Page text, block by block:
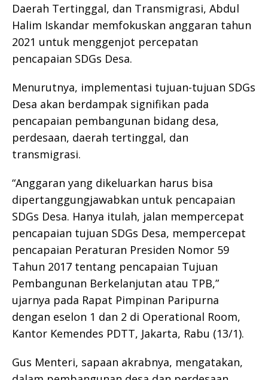
Daerah Tertinggal, dan Transmigrasi, Abdul
Halim Iskandar memfokuskan anggaran tahun
2021 untuk menggenjot percepatan
pencapaian SDGs Desa.
Menurutnya, implementasi tujuan-tujuan SDGs
Desa akan berdampak signifikan pada
pencapaian pembangunan bidang desa,
perdesaan, daerah tertinggal, dan
transmigrasi.
“Anggaran yang dikeluarkan harus bisa
dipertanggungjawabkan untuk pencapaian
SDGs Desa. Hanya itulah, jalan mempercepat
pencapaian tujuan SDGs Desa, mempercepat
pencapaian Peraturan Presiden Nomor 59
Tahun 2017 tentang pencapaian Tujuan
Pembangunan Berkelanjutan atau TPB,”
ujarnya pada Rapat Pimpinan Paripurna
dengan eselon 1 dan 2 di Operational Room,
Kantor Kemendes PDTT, Jakarta, Rabu (13/1).
Gus Menteri, sapaan akrabnya, mengatakan,